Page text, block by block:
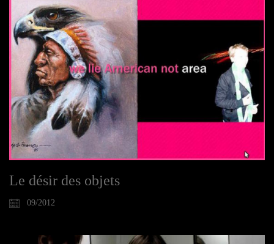
Le désir des objets
09/2012